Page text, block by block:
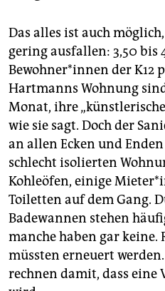
Das alles ist auch
gering ausfallen: 3,50 bis
Be­woh­ne­r*in­nen der K12
Hartmanns Wohnung
Monat, ihre
wie sie sagt. Doch der
an allen Ecken und
schlecht isolierten
Kohleöfen, einige
Toiletten auf dem Gang.
Badewannen stehen
manche haben gar keine.
müssten erneuert
rechnen damit, dass